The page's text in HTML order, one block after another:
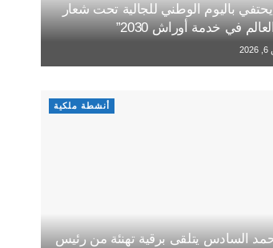
باليوم الوطني للجالية تحت شعار
في خدمة أوراش 2030”
أنشطة ملكية
السادس يتلقى برقية تهنئة من رئيس